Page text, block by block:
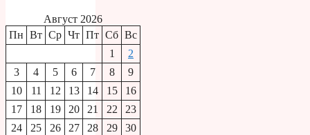
Август 2026
Пн Вт Ср Чт Пт Сб Вс
1
2
3
4 5 6 7 8
9
10
11 12 13 14 15
16
17
18 19 20 21 22
23
24
25 26 27 28 29
30